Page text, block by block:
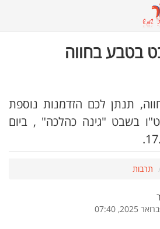
בטבע בחווה
תנתן לכם הזדמנות נוספת
בשבט "גינה כהלכה" , ביום
תרבות